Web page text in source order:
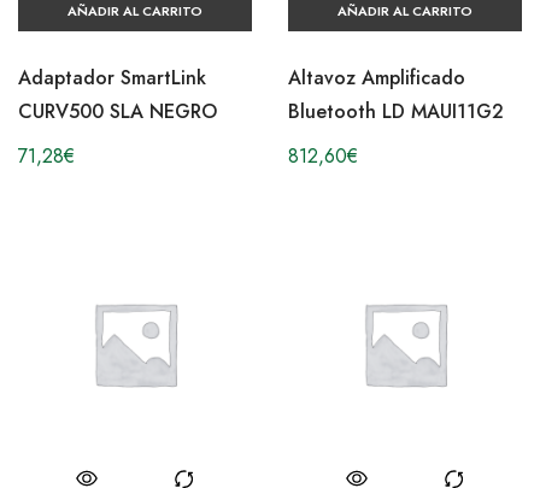
AÑADIR AL CARRITO
Adaptador SmartLink
CURV500 SLA NEGRO
71,28€
AÑADIR AL CARRITO
Altavoz Amplificado
Bluetooth LD MAUI11G2
812,60€